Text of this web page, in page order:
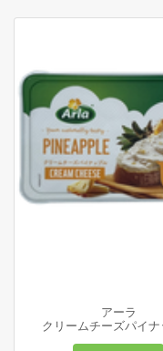
アーラ
クリームチーズパイ